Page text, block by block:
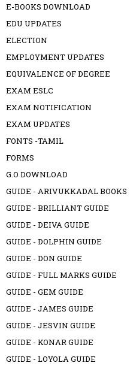
E-BOOKS DOWNLOAD
EDU UPDATES
ELECTION
EMPLOYMENT UPDATES
EQUIVALENCE OF DEGREE
EXAM ESLC
EXAM NOTIFICATION
EXAM UPDATES
FONTS -TAMIL
FORMS
G.O DOWNLOAD
GUIDE - ARIVUKKADAL BOOKS
GUIDE - BRILLIANT GUIDE
GUIDE - DEIVA GUIDE
GUIDE - DOLPHIN GUIDE
GUIDE - DON GUIDE
GUIDE - FULL MARKS GUIDE
GUIDE - GEM GUIDE
GUIDE - JAMES GUIDE
GUIDE - JESVIN GUIDE
GUIDE - KONAR GUIDE
GUIDE - LOYOLA GUIDE